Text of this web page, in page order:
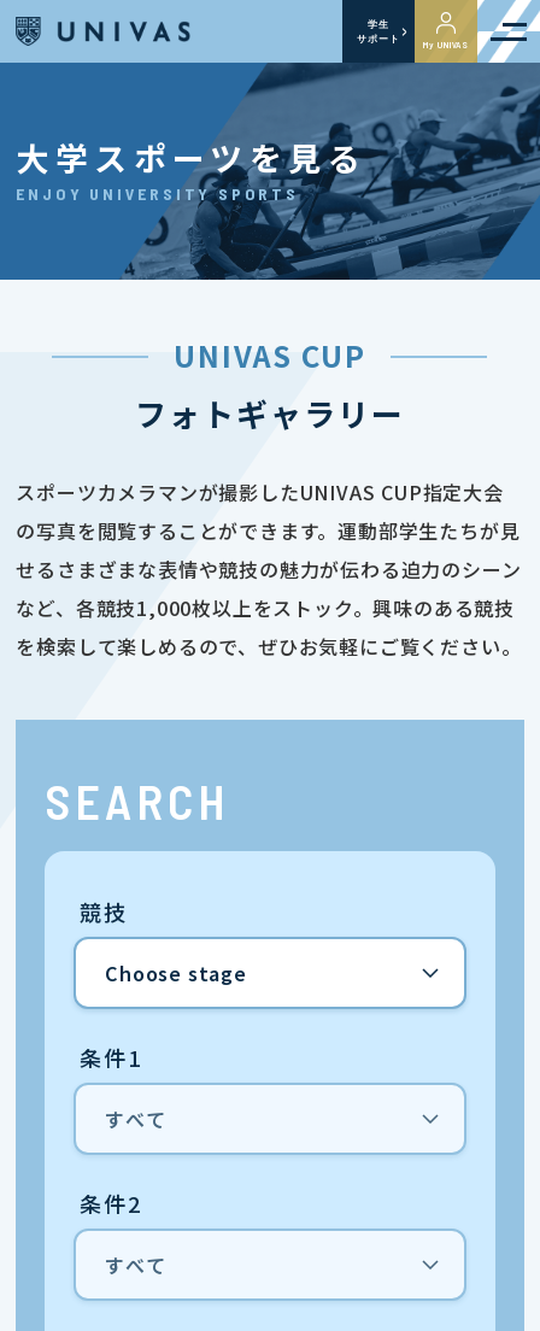
学生
サポート
My UNIVAS
大学スポーツを見る
ENJOY UNIVERSITY SPORTS
UNIVAS CUP
フォトギャラリー
スポーツカメラマンが撮影したUNIVAS CUP指定大会
の写真を閲覧することができます。運動部学生たちが見
せるさまざまな表情や競技の魅力が伝わる迫力のシーン
など、各競技1,000枚以上をストック。興味のある競技
を検索して楽しめるので、ぜひお気軽にご覧ください。
SEARCH
競技
条件1
条件2